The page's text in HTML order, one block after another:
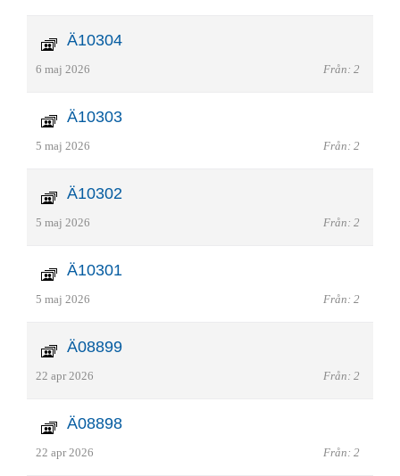
Ä10304
6 maj 2026 Från: 2
Ä10303
5 maj 2026 Från: 2
Ä10302
5 maj 2026 Från: 2
Ä10301
5 maj 2026 Från: 2
Ä08899
22 apr 2026 Från: 2
Ä08898
22 apr 2026 Från: 2